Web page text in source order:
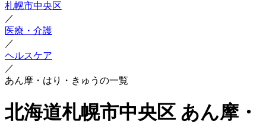
札幌市中央区
／
医療・介護
／
ヘルスケア
／
あん摩・はり・きゅうの一覧
北海道札幌市中央区 あん摩・